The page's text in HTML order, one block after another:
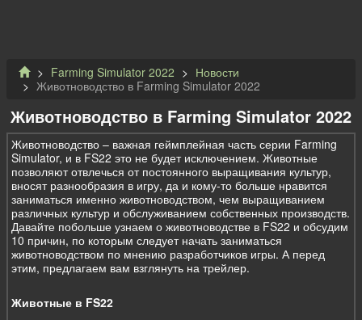
Farming Simulator 2022
Новости
Животноводство в Farming Simulator 2022
Животноводство в Farming Simulator 2022
Животноводство – важная геймплейная часть серии Farming
Simulator, и в FS22 это не будет исключением. Животные
позволяют отвлечься от постоянного выращивания культур,
вносят разнообразия в игру, да и кому-то больше нравится
заниматься именно животноводством, чем выращиванием
различных культур и обслуживанием собственных производств.
Давайте побольше узнаем о животноводстве в FS22 и обсудим
10 причин, по которым следует начать заниматься
животноводством по мнению разработчиков игры. А перед
этим, предлагаем вам взглянуть на трейлер.
Животные в FS22